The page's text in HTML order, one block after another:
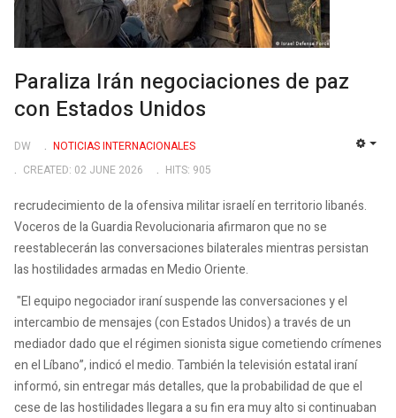
Paraliza Irán negociaciones de paz
con Estados Unidos
DW
NOTICIAS INTERNACIONALES
CREATED: 02 JUNE 2026
HITS: 905
recrudecimiento de la ofensiva militar israelí en territorio libanés.
Voceros de la Guardia Revolucionaria afirmaron que no se
reestablecerán las conversaciones bilaterales mientras persistan
las hostilidades armadas en Medio Oriente.
"El equipo negociador iraní suspende las conversaciones y el
intercambio de mensajes (con Estados Unidos) a través de un
mediador dado que el régimen sionista sigue cometiendo crímenes
en el Líbano”, indicó el medio. También la televisión estatal iraní
informó, sin entregar más detalles, que la probabilidad de que el
cese de las hostilidades llegara a su fin era muy alto si continuaban